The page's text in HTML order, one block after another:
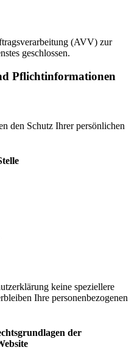
(AVV) zur
geschlossen.
Pflicht­informationen
den Schutz Ihrer persönlichen
keine speziellere
Ihre personenbezogenen
der